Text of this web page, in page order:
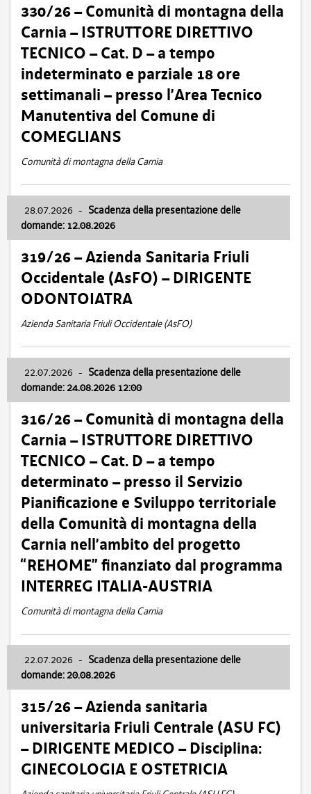
330/26 – Comunità di montagna della
Carnia – ISTRUTTORE DIRETTIVO
TECNICO – Cat. D – a tempo
indeterminato e parziale 18 ore
settimanali – presso l’Area Tecnico
Manutentiva del Comune di
COMEGLIANS
Comunità di montagna della Carnia
28.07.2026 - Scadenza della presentazione delle
domande: 12.08.2026
319/26 – Azienda Sanitaria Friuli
Occidentale (AsFO) – DIRIGENTE
ODONTOIATRA
Azienda Sanitaria Friuli Occidentale (AsFO)
22.07.2026 - Scadenza della presentazione delle
domande: 24.08.2026 12:00
316/26 – Comunità di montagna della
Carnia – ISTRUTTORE DIRETTIVO
TECNICO – Cat. D – a tempo
determinato – presso il Servizio
Pianificazione e Sviluppo territoriale
della Comunità di montagna della
Carnia nell’ambito del progetto
“REHOME” finanziato dal programma
INTERREG ITALIA-AUSTRIA
Comunità di montagna della Carnia
22.07.2026 - Scadenza della presentazione delle
domande: 20.08.2026
315/26 – Azienda sanitaria
universitaria Friuli Centrale (ASU FC)
– DIRIGENTE MEDICO – Disciplina:
GINECOLOGIA E OSTETRICIA